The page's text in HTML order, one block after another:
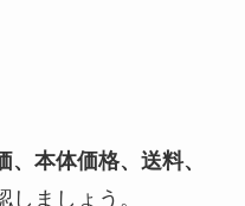
、本体価格、送料、
しましょう。